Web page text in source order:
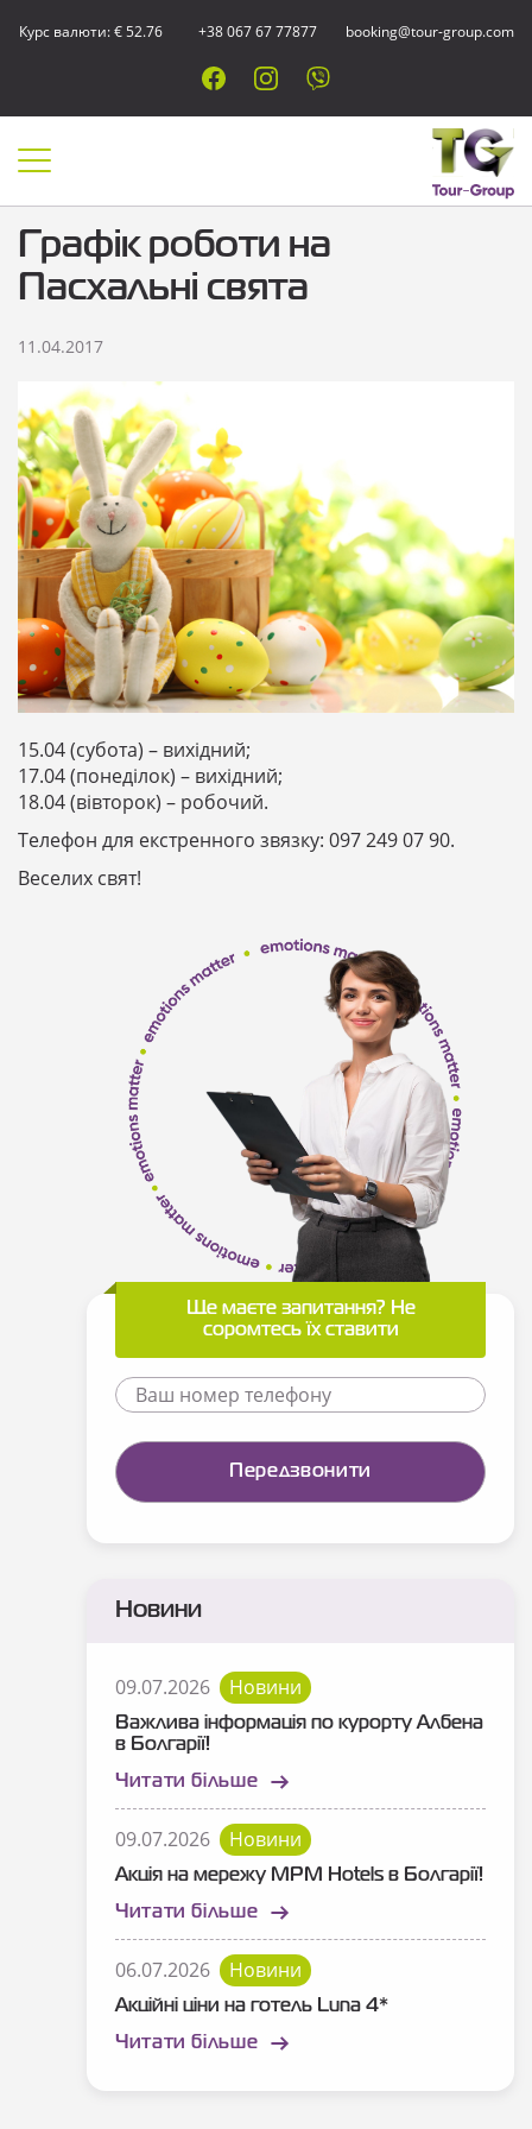
Курс валюти: € 52.76 +38 067 67 77877 booking@tour-group.com
Графік роботи на
Пасхальні свята
11.04.2017
15.04 (субота) – вихідний;
17.04 (понеділок) – вихідний;
18.04 (вівторок) – робочий.
Телефон для екстренного звязку: 097 249 07 90.
Веселих свят!
Ще маєте запитання? Не
соромтесь їх ставити
Новини
09.07.2026 Новини
Важлива інформація по курорту Албена
в Болгарії!
Читати більше
09.07.2026 Новини
Акція на мережу MPM Hotels в Болгарії!
Читати більше
06.07.2026 Новини
Акційні ціни на готель Luna 4*
Читати більше